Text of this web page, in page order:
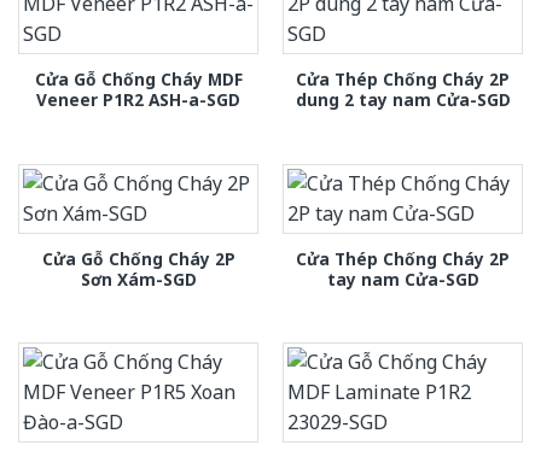
Cửa Gỗ Chống Cháy MDF
Veneer P1R2 ASH-a-SGD
Cửa Thép Chống Cháy 2P
dung 2 tay nam Cửa-SGD
Cửa Gỗ Chống Cháy 2P
Sơn Xám-SGD
Cửa Thép Chống Cháy 2P
tay nam Cửa-SGD